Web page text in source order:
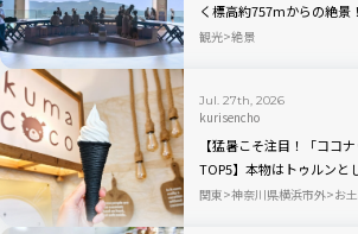
く標高約757mからの絶
レビュー
観光 絶景
Jul. 27th, 2026
kurisencho
【猛暑こそ注目！「ココ
TOP5】本物はトゥルンと
やビールも人気｜川崎・ラ
関東 神奈川県横浜市外 お